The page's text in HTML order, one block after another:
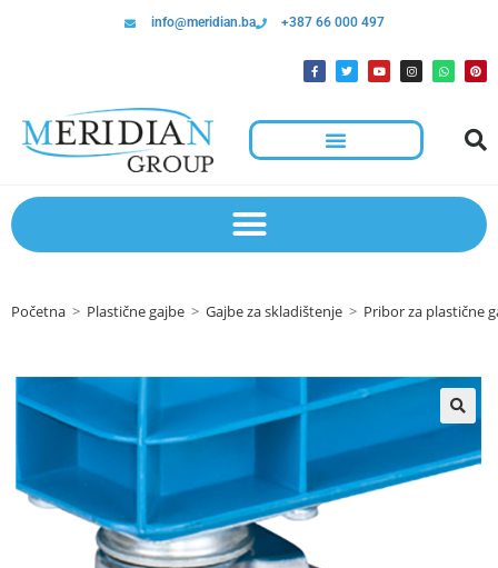
info@meridian.ba +387 66 000 497
Početna > Plastične gajbe > Gajbe za skladištenje > Pribor za plastične